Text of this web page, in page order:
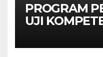
PROGRAM
UJI
JAUH